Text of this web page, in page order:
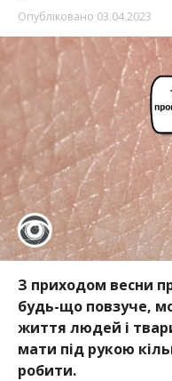
Опубліковано 03.04.2023
З приходом весни
будь-що повзуче,
життя людей і
мати під рукою
робити.